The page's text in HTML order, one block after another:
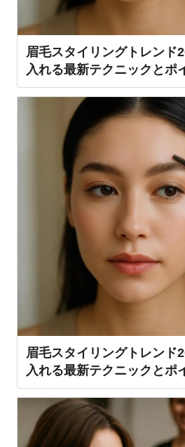
眉毛スタイリングトレンド
入れる最新テクニックとポ
眉毛スタイリングトレンド
入れる最新テクニックとポ